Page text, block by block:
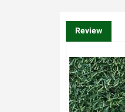
Review